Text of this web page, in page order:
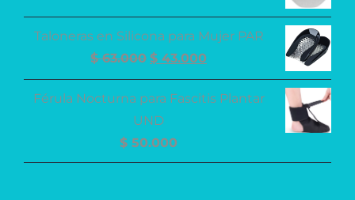
Taloneras en Silicona para Mujer PAR
$63.000 El
precio
original
era:
$ 63.000.
$ 43.000El
precio
actual
Férula Nocturna para Fascitis Plantar
UND
$ 50.000